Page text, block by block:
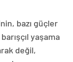
bazı güçler
yaşama
değil,